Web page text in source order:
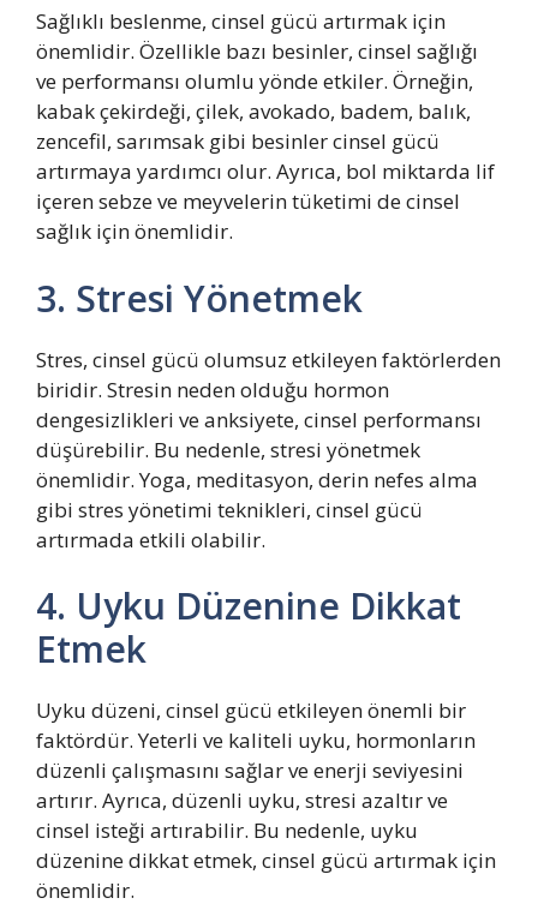
Sağlıklı beslenme, cinsel gücü artırmak için
önemlidir. Özellikle bazı besinler, cinsel sağlığı
ve performansı olumlu yönde etkiler. Örneğin,
kabak çekirdeği, çilek, avokado, badem, balık,
zencefil, sarımsak gibi besinler cinsel gücü
artırmaya yardımcı olur. Ayrıca, bol miktarda lif
içeren sebze ve meyvelerin tüketimi de cinsel
sağlık için önemlidir.
3. Stresi Yönetmek
Stres, cinsel gücü olumsuz etkileyen faktörlerden
biridir. Stresin neden olduğu hormon
dengesizlikleri ve anksiyete, cinsel performansı
düşürebilir. Bu nedenle, stresi yönetmek
önemlidir. Yoga, meditasyon, derin nefes alma
gibi stres yönetimi teknikleri, cinsel gücü
artırmada etkili olabilir.
4. Uyku Düzenine Dikkat
Etmek
Uyku düzeni, cinsel gücü etkileyen önemli bir
faktördür. Yeterli ve kaliteli uyku, hormonların
düzenli çalışmasını sağlar ve enerji seviyesini
artırır. Ayrıca, düzenli uyku, stresi azaltır ve
cinsel isteği artırabilir. Bu nedenle, uyku
düzenine dikkat etmek, cinsel gücü artırmak için
önemlidir.